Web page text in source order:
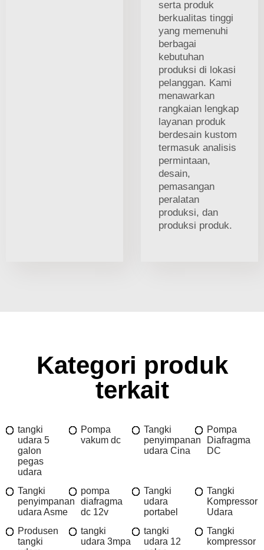
serta produk
berkualitas tinggi
yang memenuhi
berbagai
kebutuhan
produksi di lokasi
pelanggan. Kami
menawarkan
rangkaian lengkap
layanan produk
berdesain kustom
termasuk analisis
permintaan,
desain,
pemasangan
peralatan
produksi, dan
produksi produk.
Kategori produk
terkait
tangki
udara 5
galon
pegas
udara
Pompa
vakum dc
Tangki
penyimpanan
udara Cina
Pompa
Diafragma
DC
Tangki
penyimpanan
udara Asme
pompa
diafragma
dc 12v
Tangki
udara
portabel
Tangki
Kompressor
Udara
Produsen
tangki
tangki
udara 3mpa
tangki
udara 12
Tangki
kompressor